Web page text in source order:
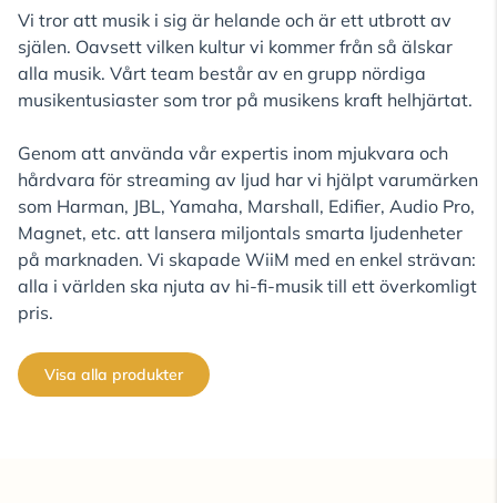
Vi tror att musik i sig är helande och är ett utbrott av
själen. Oavsett vilken kultur vi kommer från så älskar
alla musik. Vårt team består av en grupp nördiga
musikentusiaster som tror på musikens kraft helhjärtat.
Genom att använda vår expertis inom mjukvara och
hårdvara för streaming av ljud har vi hjälpt varumärken
som Harman, JBL, Yamaha, Marshall, Edifier, Audio Pro,
Magnet, etc. att lansera miljontals smarta ljudenheter
på marknaden. Vi skapade WiiM med en enkel strävan:
alla i världen ska njuta av hi-fi-musik till ett överkomligt
pris.
Visa alla produkter